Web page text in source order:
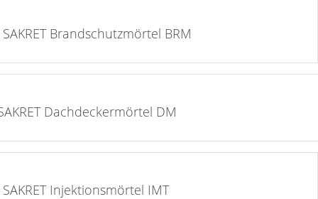
SAKRET Brandschutzmörtel BRM
Dachdeckermörtel DM
SAKRET Injektionsmörtel IMT